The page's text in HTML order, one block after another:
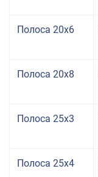
Полоса 20x6
Полоса 20x8
Полоса 25x3
Полоса 25x4